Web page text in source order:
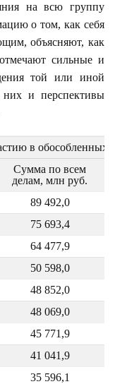
на всю группу
о том, как себя
объясняют, как
сильные и
той или иной
них и перспективы
в обособленных
Сумма по всем
делам, млн руб.
89 492,0
75 693,4
64 477,9
50 598,0
48 852,0
48 069,0
45 771,9
41 041,9
35 596,1